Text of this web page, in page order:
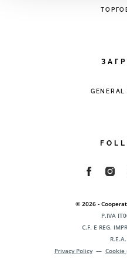
GENERAL
© 2026 -
P.IVA
C.F. E REG.
Privacy Policy— Cookie